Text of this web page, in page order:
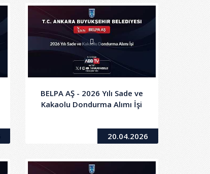
BELPA AŞ - 2026 Yılı Sade ve
Kakaolu Dondurma Alımı İşi
20.04.2026